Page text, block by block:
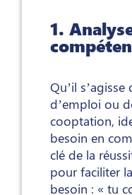
1.
Qu’il
d’emploi ou
cooptation,
besoin en
clé de la
pour faciliter
besoin : « tu